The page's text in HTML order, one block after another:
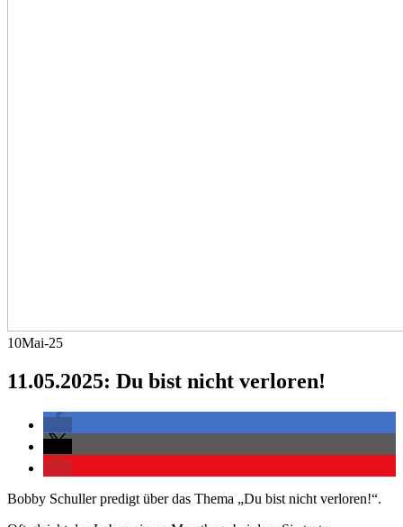
10Mai-25
11.05.2025: Du bist nicht verloren!
Bobby Schuller predigt über das Thema „Du bist nicht verloren!“.